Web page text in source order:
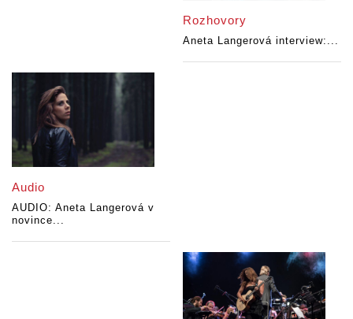
Rozhovory
Aneta Langerová interview:...
Audio
AUDIO: Aneta Langerová v
novince...